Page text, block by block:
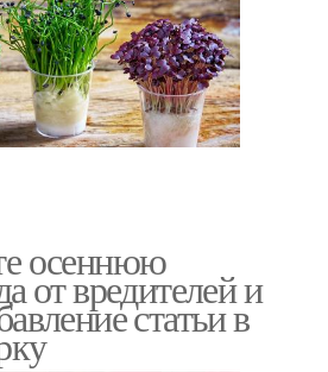
осеннюю
от вредителей и
статьи в